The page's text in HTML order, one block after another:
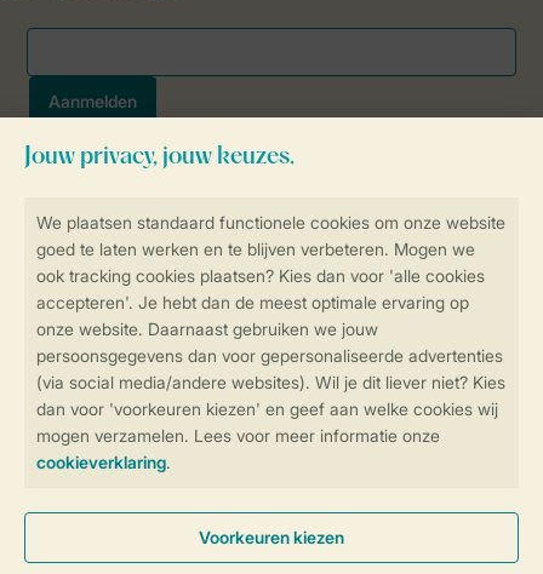
Controle over jouw gegevens &
privacy
SSL certificaat
Veilige gegevensoverdracht
Veilige betaling